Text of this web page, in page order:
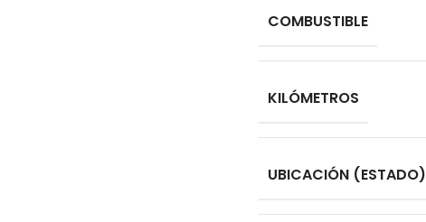
COMBUSTIBLE
KILÓMETROS
UBICACIÓN (ESTADO)